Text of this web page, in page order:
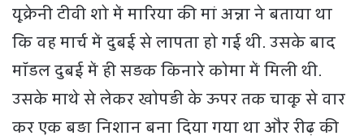
यूक्रेनी टीवी शो में मारिया की मां अन्ना ने बताया था
कि वह मार्च में दुबई से लापता हो गई थी. उसके बाद
मॉडल दुबई में ही सड़क किनारे कोमा में मिली थी.
उसके माथे से लेकर खोपड़ी के ऊपर तक चाकू से वार
कर एक बड़ा निशान बना दिया गया था और रीढ़ की